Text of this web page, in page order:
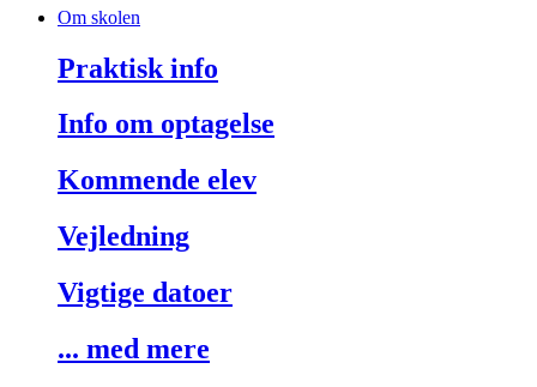
Om skolen
Praktisk info
Info om optagelse
Kommende elev
Vejledning
Vigtige datoer
... med mere